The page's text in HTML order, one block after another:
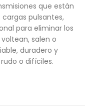
que están
pulsantes,
para eliminar los
salen o
duradero y
o difíciles.